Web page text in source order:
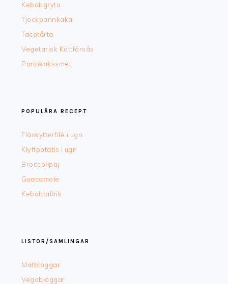
Kebabgryta
Tjockpannkaka
Tacotårta
Vegetarisk Köttfärsås
Pannkakssmet
POPULÄRA RECEPT
Fläskytterfilè i ugn
Klyftpotatis i ugn
Broccolipaj
Guacamole
Kebabtallrik
LISTOR/SAMLINGAR
Matbloggar
Vegobloggar